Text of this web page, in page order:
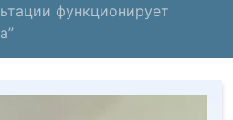
функционирует